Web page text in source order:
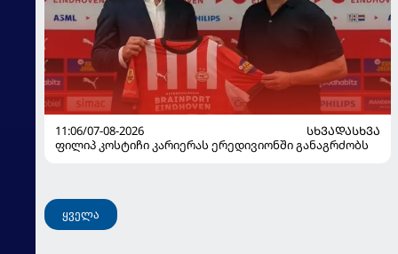
11:06/07-08-2026
ᲡᲮᲕᲐᲓᲐᲡᲮᲕᲐ
ფილიპ კოსტიჩი კარიერას ერედივიონში განაგრძობს
ყველა